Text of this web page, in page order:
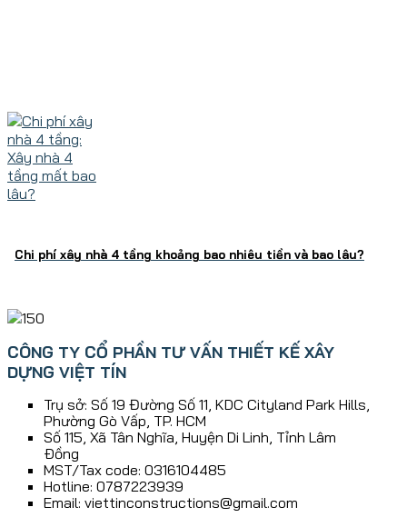
Chi phí xây nhà 4 tầng khoảng bao nhiêu tiền và bao lâu?
CÔNG TY CỔ PHẦN TƯ VẤN THIẾT KẾ XÂY
DỰNG VIỆT TÍN
Trụ sở: Số 19 Đường Số 11, KDC Cityland Park Hills,
Phường Gò Vấp, TP. HCM
Số 115, Xã Tân Nghĩa, Huyện Di Linh, Tỉnh Lâm
Ðồng
MST/Tax code: 0316104485
Hotline: 0787223939
Email: viettinconstructions@gmail.com